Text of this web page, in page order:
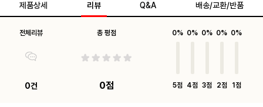
제품상세 리뷰 Q&A 배송/교환/반품
전체리뷰
0건
총 평점
0점
0%
5점
0%
4점
0%
3점
0%
2점
0%
1점